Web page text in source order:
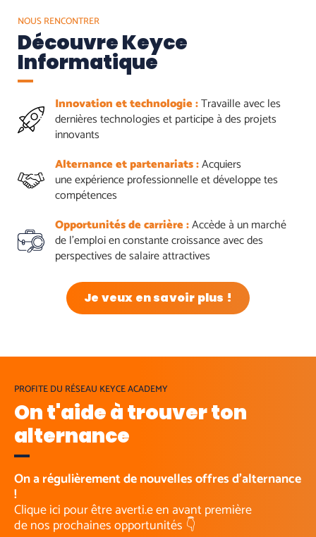
NOUS RENCONTRER
Découvre Keyce
Informatique
Innovation et technologie :Travaille avec les
dernières technologies et participe à des projets
innovants
Alternance et partenariats :Acquiers
une expérience professionnelle et développe tes
compétences
Opportunités de carrière :Accède à un marché
de l'emploi en constante croissance avec des
perspectives de salaire attractives
Je veux en savoir plus !
PROFITE DU RÉSEAU KEYCE ACADEMY
On t'aide à trouver ton
alternance
On a régulièrement de nouvelles offres d’alternance
!
Clique ici pour être averti.e en avant première
de nos prochaines opportunités 👇